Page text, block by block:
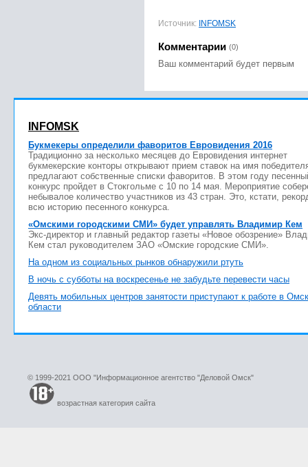
Источник: INFOMSK
Комментарии (0)
Ваш комментарий будет первым
INFOMSK
Букмекеры определили фаворитов Евровидения 2016
Традиционно за несколько месяцев до Евровидения интернет
букмекерские конторы открывают прием ставок на имя
предлагают собственные списки фаворитов. В этом году
конкурс пройдет в Стокгольме с 10 по 14 мая. Мероприятие
небывалое количество участников из 43 стран. Это, кстати,
всю историю песенного конкурса.
«Омскими городскими СМИ» будет управлять Владимир Кем
Экс-директор и главный редактор газеты «Новое обозрение»
Кем стал руководителем ЗАО «Омские городские СМИ».
На одном из социальных рынков обнаружили ртуть
В ночь с субботы на воскресенье не забудьте перевести часы
Девять мобильных центров занятости приступают к работе в
области
© 1999-2021 ООО "Информационное агентство "Деловой Омск"
возрастная категория сайта